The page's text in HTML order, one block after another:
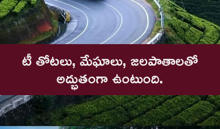
టీ తోటలు, మేఘాలు, జలపాతాలతో
అద్భుతంగా ఉంటుంది.